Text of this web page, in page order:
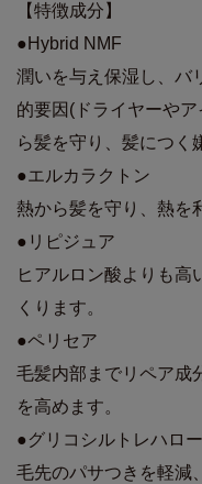
【特徴成分】
●Hybrid NMF
潤いを与え保湿し、バ
的要因(ドライヤーや
ら髪を守り、髪につく
●エルカラクトン
熱から髪を守り、熱を
●リピジュア
ヒアルロン酸よりも高
くります。
●ペリセア
毛髪内部までリペア成
を高めます。
●グリコシルトレハロ
毛先のパサつきを軽減